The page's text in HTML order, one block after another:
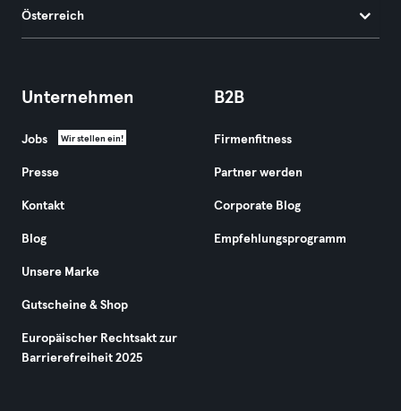
Österreich
Unternehmen
Jobs Wir stellen ein!
Presse
Kontakt
Blog
Unsere Marke
Gutscheine & Shop
Europäischer Rechtsakt zur
Barrierefreiheit 2025
B2B
Firmenfitness
Partner werden
Corporate Blog
Empfehlungsprogramm